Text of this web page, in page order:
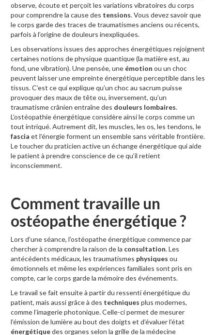
observe, écoute et perçoit les variations vibratoires du corps
pour comprendre la cause des tensions. Vous devez savoir que
le corps garde des traces de traumatismes anciens ou récents,
parfois à l’origine de douleurs inexpliquées.
Les observations issues des approches énergétiques rejoignent
certaines notions de physique quantique (la matière est, au
fond, une vibration). Une pensée, une émotion ou un choc
peuvent laisser une empreinte énergétique perceptible dans les
tissus. C’est ce qui explique qu’un choc au sacrum puisse
provoquer des maux de tête ou, inversement, qu’un
traumatisme crânien entraîne des douleurs lombaires.
L’ostéopathie énergétique considère ainsi le corps comme un
tout intriqué. Autrement dit, les muscles, les os, les tendons, le
fascia et l’énergie forment un ensemble sans véritable frontière.
Le toucher du praticien active un échange énergétique qui aide
le patient à prendre conscience de ce qu’il retient
inconsciemment.
Comment travaille un
ostéopathe énergétique ?
Lors d’une séance, l’ostéopathe énergétique commence par
chercher à comprendre la raison de la consultation. Les
antécédents médicaux, les traumatismes physiques ou
émotionnels et même les expériences familiales sont pris en
compte, car le corps garde la mémoire des événements.
Le travail se fait ensuite à partir du ressenti énergétique du
patient, mais aussi grâce à des techniques plus modernes,
comme l’imagerie photonique. Celle-ci permet de mesurer
l’émission de lumière au bout des doigts et d’évaluer l’état
énergétiquedes organes selon la grille de la médecine